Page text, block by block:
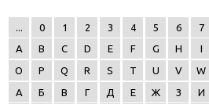
0 1 2 3 4 5 6 7
A
B C D E F G H I
O
P Q R S T U V W
А
Б В Г Д Е Ж З И